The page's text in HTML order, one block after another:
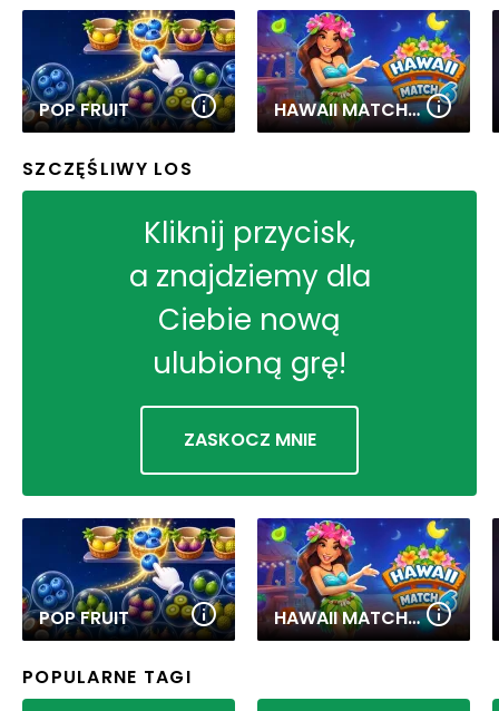
POP FRUIT HAWAII MATCH 6
SZCZĘŚLIWY LOS
Kliknij przycisk,
a znajdziemy dla
Ciebie nową
ulubioną grę!
ZASKOCZ MNIE
POP FRUIT HAWAII MATCH 6
POPULARNE TAGI